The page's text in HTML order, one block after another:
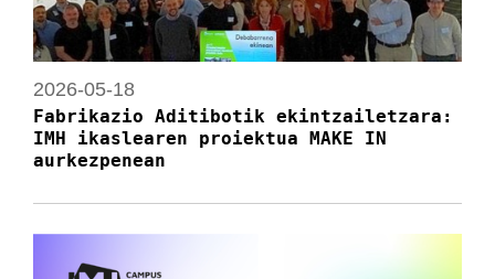
2026-05-18
Fabrikazio Aditibotik ekintzailetzara:
IMH ikaslearen proiektua MAKE IN
aurkezpenean